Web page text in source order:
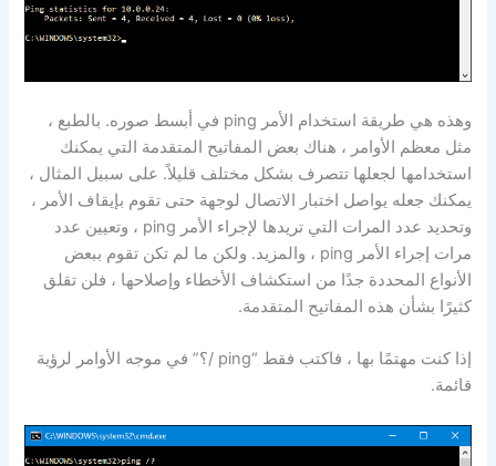
وهذه هي طريقة استخدام الأمر ping في أبسط صوره. بالطبع ،
مثل معظم الأوامر ، هناك بعض المفاتيح المتقدمة التي يمكنك
استخدامها لجعلها تتصرف بشكل مختلف قليلاً. على سبيل المثال ،
يمكنك جعله يواصل اختبار الاتصال لوجهة حتى تقوم بإيقاف الأمر ،
وتحديد عدد المرات التي تريدها لإجراء الأمر ping ، وتعيين عدد
مرات إجراء الأمر ping ، والمزيد. ولكن ما لم تكن تقوم ببعض
الأنواع المحددة جدًا من استكشاف الأخطاء وإصلاحها ، فلن تقلق
كثيرًا بشأن هذه المفاتيح المتقدمة.
إذا كنت مهتمًا بها ، فاكتب فقط “ping /؟” في موجه الأوامر لرؤية
قائمة.